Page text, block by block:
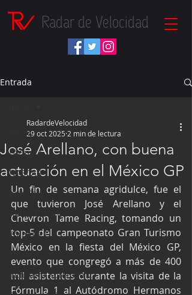
Radar de Velocidad
Entrada
Inicio
Fórmula 1
NASCAR
IndyCar
Autos Turismo
Fórmula E
Súper Copa
Industria Automotriz
José Arellano, con buena
actuación en el México GP
RadardeVelocidad
29 oct 2025 2 min de lectura
Un fin de semana agridulce, fue el
que tuvieron José Arellano y el
Chevron Tame Racing, tomando un
top-5 del campeonato Gran Turismo
México en la fiesta del México GP,
evento que congregó a más de 400
mil asistentes durante la visita de la
Fórmula 1 al Autódromo Hermanos